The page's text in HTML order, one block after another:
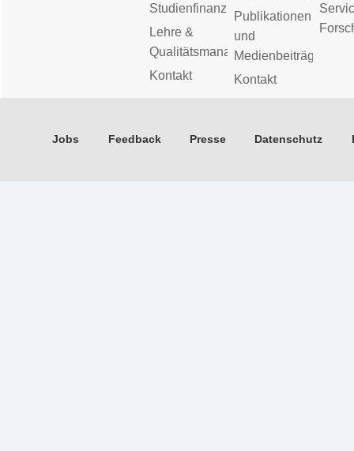
Studienfinanzierung
Lehre &
Qualitätsmanagement
Kontakt
Publikationen
und
Medienbeiträge
Kontakt
Jobs Feedback Presse Datenschutz